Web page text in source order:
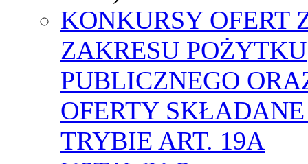
KONKURSY OFERT
ZAKRESU POŻYTKU
PUBLICZNEGO
OFERTY
TRYBIE ART. 19A